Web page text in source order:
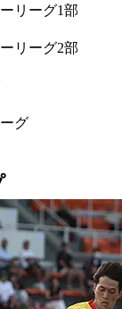
リーグ1部
リーグ2部
グ